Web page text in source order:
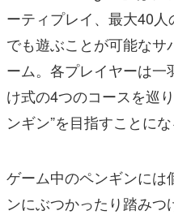
ーティプレイ、最大40
でも遊ぶことが可能な
ーム。各プレイヤーは
け式の4つのコースを巡
ンギン”を目指すことにな
ゲーム中のペンギンに
ンにぶつかったり踏み